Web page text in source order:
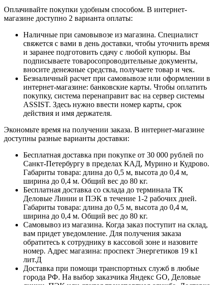
Оплачивайте покупки удобным способом. В интернет-
магазине доступно 2 варианта оплаты:
Наличные при самовывозе из магазина. Специалист
свяжется с вами в день доставки, чтобы уточнить время
и заранее подготовить сдачу с любой купюры. Вы
подписываете товаросопроводительные документы,
вносите денежные средства, получаете товар и чек.
Безналичный расчет при самовывозе или оформлении в
интернет-магазине: банковские карты. Чтобы оплатить
покупку, система перенаправит вас на сервер системы
ASSIST. Здесь нужно ввести номер карты, срок
действия и имя держателя.
Экономьте время на получении заказа. В интернет-магазине
доступны разные варианты доставки:
Бесплатная доставка при покупке от 30 000 рублей по
Санкт-Петербургу в пределах КАД, Мурино и Кудрово.
Габариты товара: длина до 0,5 м, высота до 0,4 м,
ширина до 0,4 м. Общий вес до 80 кг.
Бесплатная доставка со склада до терминала ТК
Деловые Линии и ПЭК в течение 1-2 рабочих дней.
Габариты товара: длина до 0,5 м, высота до 0,4 м,
ширина до 0,4 м. Общий вес до 80 кг.
Самовывоз из магазина. Когда заказ поступит на склад,
вам придет уведомление. Для получения заказа
обратитесь к сотруднику в кассовой зоне и назовите
номер. Адрес магазина: проспект Энергетиков 19 к1
лит.Д
Доставка при помощи транспортных служб в любые
города РФ. На выбор заказчика Яндекс GO, Деловые